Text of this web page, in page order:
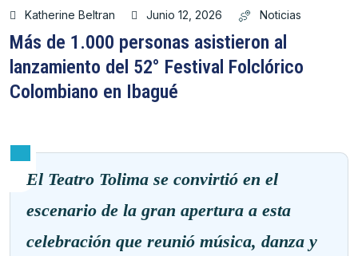
Katherine Beltran Junio 12, 2026 Noticias
Más de 1.000 personas asistieron al
lanzamiento del 52° Festival Folclórico
Colombiano en Ibagué
El Teatro Tolima se convirtió en el
escenario de la gran apertura a esta
celebración que reunió música, danza y